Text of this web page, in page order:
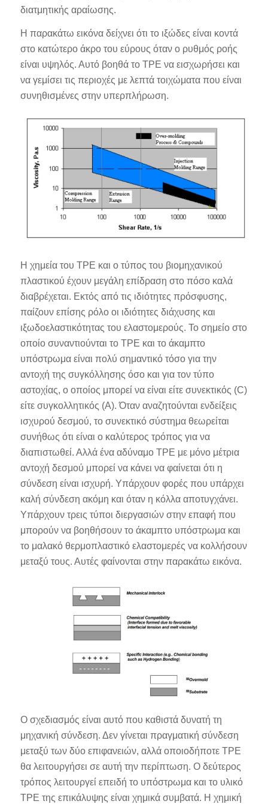
διατμητικής αραίωσης.
Η παρακάτω εικόνα δείχνει ότι το ιξώδες είναι κοντά
στο κατώτερο άκρο του εύρους όταν ο ρυθμός ροής
είναι υψηλός. Αυτό βοηθά το TPE να εισχωρήσει και
να γεμίσει τις περιοχές με λεπτά τοιχώματα που είναι
συνηθισμένες στην υπερπλήρωση.
Η χημεία του TPE και ο τύπος του βιομηχανικού
πλαστικού έχουν μεγάλη επίδραση στο πόσο καλά
διαβρέχεται. Εκτός από τις ιδιότητες πρόσφυσης,
παίζουν επίσης ρόλο οι ιδιότητες διάχυσης και
ιξωδοελαστικότητας του ελαστομερούς. Το σημείο στο
οποίο συναντιούνται το TPE και το άκαμπτο
υπόστρωμα είναι πολύ σημαντικό τόσο για την
αντοχή της συγκόλλησης όσο και για τον τύπο
αστοχίας, ο οποίος μπορεί να είναι είτε συνεκτικός (C)
είτε συγκολλητικός (A). Όταν αναζητούνται ενδείξεις
ισχυρού δεσμού, το συνεκτικό σύστημα θεωρείται
συνήθως ότι είναι ο καλύτερος τρόπος για να
διαπιστωθεί. Αλλά ένα αδύναμο TPE με μόνο μέτρια
αντοχή δεσμού μπορεί να κάνει να φαίνεται ότι η
σύνδεση είναι ισχυρή. Υπάρχουν φορές που υπάρχει
καλή σύνδεση ακόμη και όταν η κόλλα αποτυγχάνει.
Υπάρχουν τρεις τύποι διεργασιών στην επαφή που
μπορούν να βοηθήσουν το άκαμπτο υπόστρωμα και
το μαλακό θερμοπλαστικό ελαστομερές να κολλήσουν
μεταξύ τους. Αυτές φαίνονται στην παρακάτω εικόνα.
Ο σχεδιασμός είναι αυτό που καθιστά δυνατή τη
μηχανική σύνδεση. Δεν γίνεται πραγματική σύνδεση
μεταξύ των δύο επιφανειών, αλλά οποιοδήποτε TPE
θα λειτουργήσει σε αυτή την περίπτωση. Ο δεύτερος
τρόπος λειτουργεί επειδή το υπόστρωμα και το υλικό
TPE της επικάλυψης είναι χημικά συμβατά. Η χημική